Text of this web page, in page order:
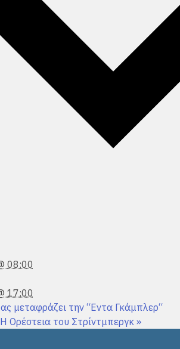
08:00
17:00
μεταφράζει την “Εντα Γκάμπλερ“
Ορέστεια του Στρίντμπεργκ »